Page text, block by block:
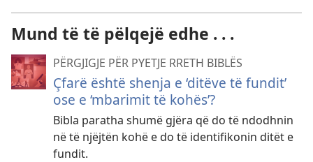
Mund të të pëlqejë edhe . . .
PËRGJIGJE PËR PYETJE RRETH BIBLËS
Çfarë është shenja e ‘ditëve të fundit’
ose e ‘mbarimit të kohës’?
Bibla paratha shumë gjëra që do të ndodhnin
në të njëjtën kohë e do të identifikonin ditët e
fundit.